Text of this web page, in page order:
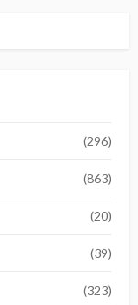
(296)
(863)
(20)
(39)
(323)